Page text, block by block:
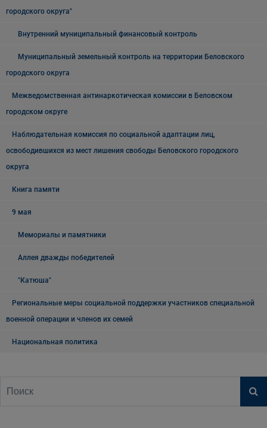
городского округа"
Внутренний муниципальный финансовый контроль
Муниципальный земельный контроль на территории Беловского
городского округа
Межведомственная антинаркотическая комиссии в Беловском
городском округе
Наблюдательная комиссия по социальной адаптации лиц,
освободившихся из мест лишения свободы Беловского городского
округа
Книга памяти
9 мая
Мемориалы и памятники
Аллея дважды победителей
"Катюша"
Региональные меры социальной поддержки участников специальной
военной операции и членов их семей
Национальная политика